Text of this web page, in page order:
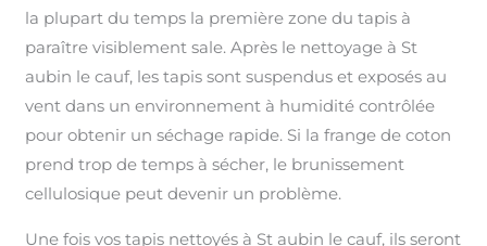
la plupart du temps la première zone du tapis à
paraître visiblement sale. Après le nettoyage à St
aubin le cauf, les tapis sont suspendus et exposés au
vent dans un environnement à humidité contrôlée
pour obtenir un séchage rapide. Si la frange de coton
prend trop de temps à sécher, le brunissement
cellulosique peut devenir un problème.
Une fois vos tapis nettoyés à St aubin le cauf, ils seront